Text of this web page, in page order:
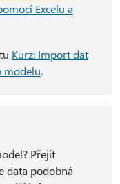
Excelu a
Kurz: Import dat
modelu.
Přejít
data podobná